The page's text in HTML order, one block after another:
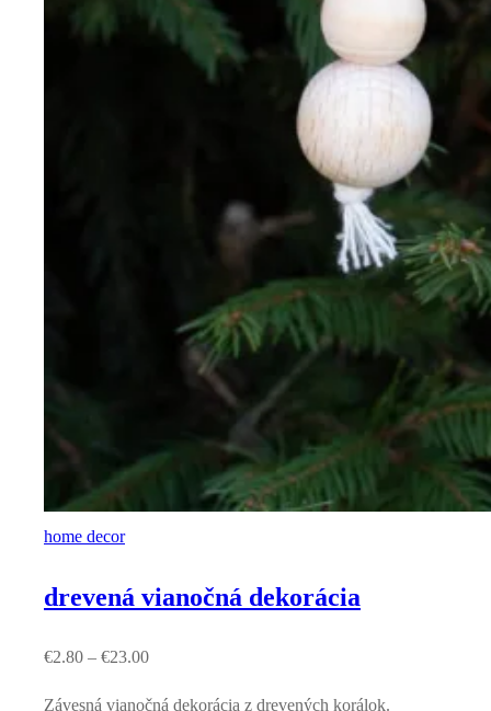
home decor
drevená vianočná dekorácia
€2.80 – €23.00
Závesná vianočná dekorácia z drevených korálok.